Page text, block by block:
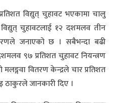
विद्युत् चुहावट भएकामा चालु
चुहावटलाई १२ दशमलव तीन
जनाएको छ । सबैभन्दा बढी
९७ प्रतिशत चुहावट नियन्त्रण
वितरण केन्द्रले चार प्रतिशत
ठाकुरले जानकारी दिए ।